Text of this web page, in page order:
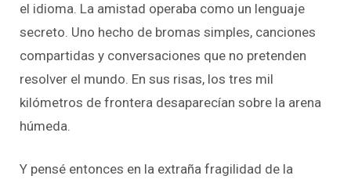
el idioma. La amistad operaba como un lenguaje
secreto. Uno hecho de bromas simples, canciones
compartidas y conversaciones que no pretenden
resolver el mundo. En sus risas, los tres mil
kilómetros de frontera desaparecían sobre la arena
húmeda.
Y pensé entonces en la extraña fragilidad de la